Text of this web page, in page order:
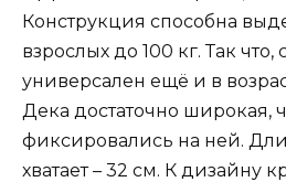
Конструкция способна
взрослых до 100 кг. Так что,
универсален ещё и в
Дека достаточно широкая,
фиксировались на ней.
хватает – 32 см. К дизайну